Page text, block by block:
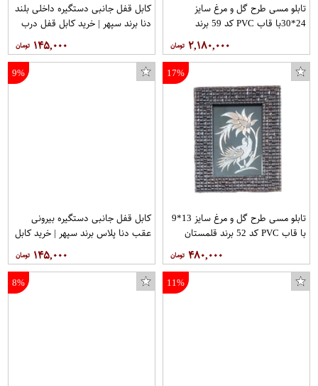
تابلو مسی طرح گل و مرغ سایز
24*30با قاب PVC کد 59 برند
۲,۱۸۰,۰۰۰
کابل قفل جانبی دستگیره داخلی بلند
دنا برند سپهر | خرید کابل قفل درب
۱۴۵,۰۰۰
17%
تابلو مسی طرح گل و مرغ سایز 13*9
با قاب PVC کد 52 برند قلمستان
۴۸۰,۰۰۰
9%
کابل قفل جانبی دستگیره بیرونی
عقب دنا پلاس برند سپهر | خرید کابل
۱۴۵,۰۰۰
11%
8%